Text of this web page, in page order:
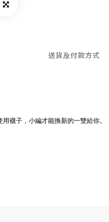
送貨及付款方式
襪子，小編才能換新的一雙給你。